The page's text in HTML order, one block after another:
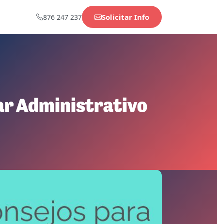
876 247 237 Solicitar Info
Administrativo